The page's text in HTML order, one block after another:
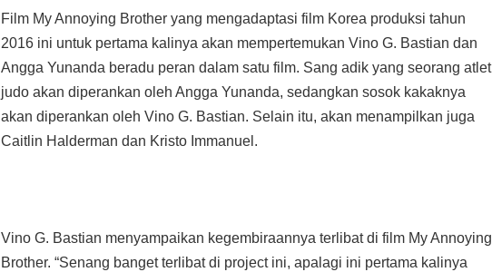
Film My Annoying Brother yang mengadaptasi film Korea produksi tahun
2016 ini untuk pertama kalinya akan mempertemukan Vino G. Bastian dan
Angga Yunanda beradu peran dalam satu film. Sang adik yang seorang atlet
judo akan diperankan oleh Angga Yunanda, sedangkan sosok kakaknya
akan diperankan oleh Vino G. Bastian. Selain itu, akan menampilkan juga
Caitlin Halderman dan Kristo Immanuel.
Vino G. Bastian menyampaikan kegembiraannya terlibat di film My Annoying
Brother. “Senang banget terlibat di project ini, apalagi ini pertama kalinya